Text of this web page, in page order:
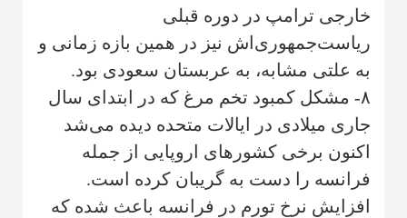
خارجی ترامپ در دوره قبلی
ریاست‌جمهوری‌اش نیز در همین بازه زمانی و
به علتی مشابه، به عربستان سعودی بود.
۸- مشکل کمبود تخم مرغ که در ابتدای سال
جاری میلادی در ایالات متحده دیده می‌شد
اکنون برخی کشورهای اروپایی از جمله
فرانسه را دست به گریبان کرده است.
افزایش نرخ تورم در فرانسه باعث شده که